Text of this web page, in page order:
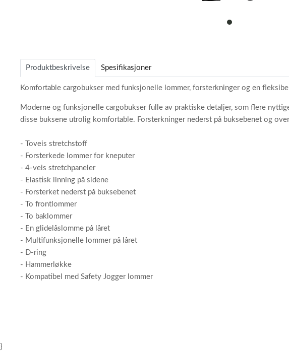
item
of
Produktbeskrivelse Spesifikasjoner
Komfortable cargobukser med funksjonelle lommer, forsterkninger og en
Moderne og funksjonelle cargobukser fulle av praktiske detaljer, som flere
disse buksene utrolig komfortable. Forsterkninger nederst på buksebenet og
- Toveis stretchstoff
- Forsterkede lommer for kneputer
- 4-veis stretchpaneler
- Elastisk linning på sidene
- Forsterket nederst på buksebenet
- To frontlommer
- To baklommer
- En glidelåslomme på låret
- Multifunksjonelle lommer på låret
- D-ring
- Hammerløkke
- Kompatibel med Safety Jogger lommer
}